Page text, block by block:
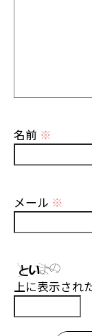
名前 ※
メール ※
上に表示され